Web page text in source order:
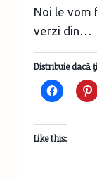
Noi le vom
verzi din…
Distribuie dacă
Like this: